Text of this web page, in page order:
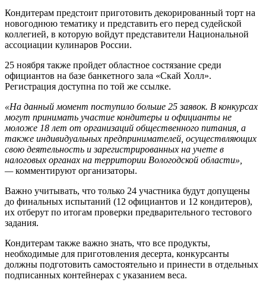
Кондитерам предстоит приготовить декорированный торт на
новогоднюю тематику и представить его перед судейской
коллегией, в которую войдут представители Национальной
ассоциации кулинаров России.
25 ноября также пройдет областное состязание среди
официантов на базе банкетного зала «Скай Холл».
Регистрация доступна по той же ссылке.
«На данный момент поступило больше 25 заявок. В конкурсах
могут принимать участие кондитеры и официанты не
моложе 18 лет от организаций общественного питания, а
также индивидуальных предпринимателей, осуществляющих
свою деятельность и зарегистрированных на учете в
налоговых органах на территории Вологодской области»,
—комментируют организаторы.
Важно учитывать, что только 24 участника будут допущены
до финальных испытаний (12 официантов и 12 кондитеров),
их отберут по итогам проверки предварительного тестового
задания.
Кондитерам также важно знать, что все продукты,
необходимые для приготовления десерта, конкурсанты
должны подготовить самостоятельно и принести в отдельных
подписанных контейнерах с указанием веса.